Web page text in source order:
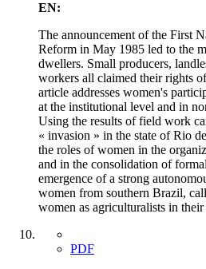
EN:
The announcement of the First
Reform in May 1985 led to the
dwellers. Small producers,
workers all claimed their rights
article addresses women's
at the institutional level and in
Using the results of field work
« invasion » in the state of Rio
the roles of women in the
and in the consolidation of
emergence of a strong
women from southern Brazil,
women as agriculturalists in
PDF